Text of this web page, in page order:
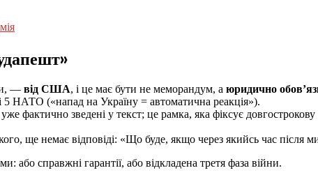
— від США, і це має бути не меморандум, а юридично
5 НАТО («напад на Україну = автоматична реакція»).
фактично зведені у текст; це рамка, яка фіксує довгострокову
ще немає відповіді: «Що буде, якщо через якийсь час після
або справжні гарантії, або відкладена третя фаза війни.